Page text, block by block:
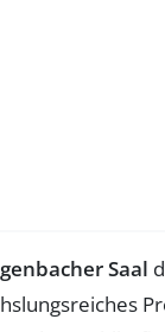
Saal